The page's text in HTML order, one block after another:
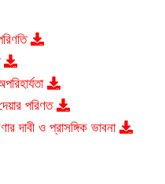
পরিণত
দাবী ও প্রাসঙ্গিক ভাবনা